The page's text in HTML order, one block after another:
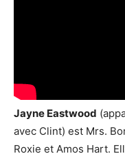
Jayne Eastwood
avec Clint) est Mrs.
Roxie et Amos Hart.